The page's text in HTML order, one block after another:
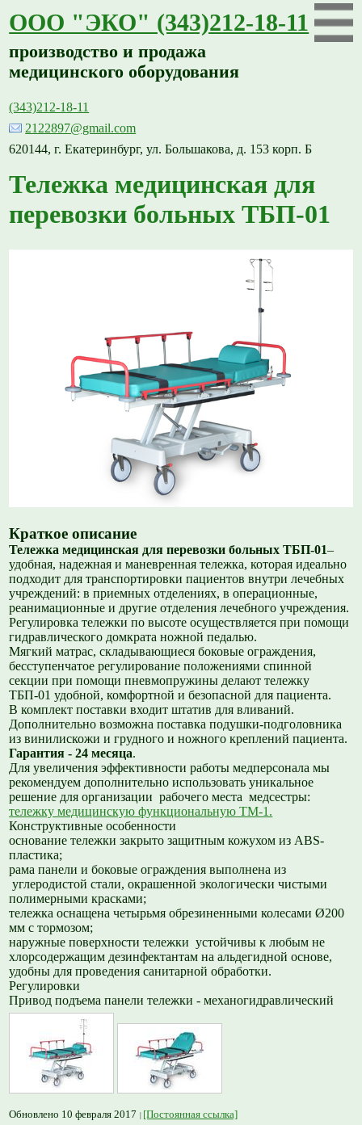
ООО "ЭКО" (343)212-18-11
производство и продажа
медицинского оборудования
(343)212-18-11
2122897@gmail.com
620144, г. Екатеринбург, ул. Большакова, д. 153 корп. Б
Тележка медицинская для
перевозки больных ТБП-01
Краткое описание
Тележка медицинская для перевозки больных ТБП-01–
удобная, надежная и маневренная тележка, которая идеально
подходит для транспортировки пациентов внутри лечебных
учреждений: в приемных отделениях, в операционные,
реанимационные и другие отделения лечебного учреждения.
Регулировка тележки по высоте осуществляется при помощи
гидравлического домкрата ножной педалью.
Мягкий матрас, складывающиеся боковые ограждения,
бесступенчатое регулирование положениями спинной
секции при помощи пневмопружины делают тележку
ТБП-01 удобной, комфортной и безопасной для пациента.
В комплект поставки входит штатив для вливаний.
Дополнительно возможна поставка подушки-подголовника
из винилискожи и грудного и ножного креплений пациента.
Гарантия - 24 месяца.
Для увеличения эффективности работы медперсонала мы
рекомендуем дополнительно использовать уникальное
решение для организации рабочего места медсестры:
тележку медицинскую функциональную ТМ-1.
Конструктивные особенности
основание тележки закрыто защитным кожухом из ABS-
пластика;
рама панели и боковые ограждения выполнена из
углеродистой стали, окрашенной экологически чистыми
полимерными красками;
тележка оснащена четырьмя обрезиненными колесами Ø200
мм с тормозом;
наружные поверхности тележки устойчивы к любым не
хлорсодержащим дезинфектантам на альдегидной основе,
удобны для проведения санитарной обработки.
Регулировки
Привод подъема панели тележки - механогидравлический
Обновлено 10 февраля 2017 [Постоянная ссылка]